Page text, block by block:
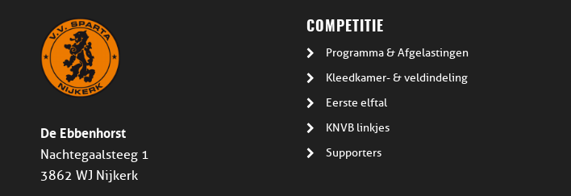
De Ebbenhorst
Nachtegaalsteeg 1
3862 WJ Nijkerk
COMPETITIE
Programma & Afgelastingen
Kleedkamer- & veldindeling
Eerste elftal
KNVB linkjes
Supporters